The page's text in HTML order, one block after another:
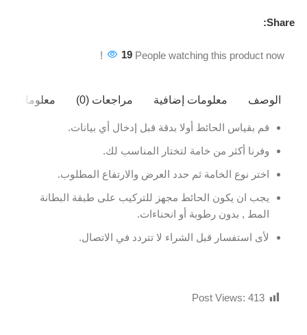
Share:
19 People watching this product now!
الوصف معلومات إضافية مراجعات (0) معلومات
قم بقياس الحائط أولا بدقة قبل إدخال أي بيانات.
وفرنا أكثر من خامة لتختار المناسب لك.
اختر نوع الخامة ثم حدد العرض والارتفاع المطلوب.
يجب ان يكون الحائط مجهز للتركيب على طبقة البطانة
المط , بدون رطوبة أو انحناءات.
لأى استفسار قبل الشراء لا تتردد في الاتصال.
Post Views: 413